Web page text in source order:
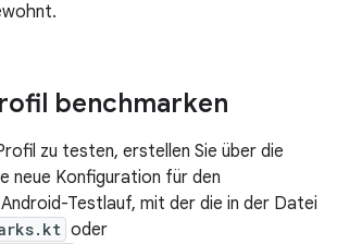
benchmarken
zu testen, erstellen Sie über die
neue Konfiguration für den
Testlauf, mit der die in der Datei
oder